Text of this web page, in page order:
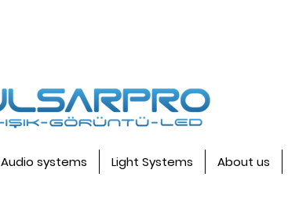
Audio systems Light Systems About us